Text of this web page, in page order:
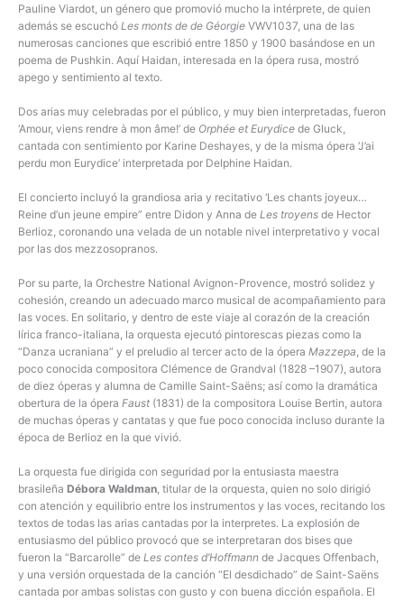
Pauline Viardot, un género que promovió mucho la intérprete, de quien
además se escuchó Les monts de de Géorgie VWV1037, una de las
numerosas canciones que escribió entre 1850 y 1900 basándose en un
poema de Pushkin. Aquí Haidan, interesada en la ópera rusa, mostró
apego y sentimiento al texto.
Dos arias muy celebradas por el público, y muy bien interpretadas, fueron
‘Amour, viens rendre à mon âme!’ de Orphée et Eurydice de Gluck,
cantada con sentimiento por Karine Deshayes, y de la misma ópera ‘J’ai
perdu mon Eurydice’ interpretada por Delphine Haidan.
El concierto incluyó la grandiosa aria y recitativo ‘Les chants joyeux…
Reine d’un jeune empire” entre Didon y Anna de Les troyens de Hector
Berlioz, coronando una velada de un notable nivel interpretativo y vocal
por las dos mezzosopranos.
Por su parte, la Orchestre National Avignon-Provence, mostró solidez y
cohesión, creando un adecuado marco musical de acompañamiento para
las voces. En solitario, y dentro de este viaje al corazón de la creación
lírica franco-italiana, la orquesta ejecutó pintorescas piezas como la
“Danza ucraniana” y el preludio al tercer acto de la ópera Mazzepa, de la
poco conocida compositora Clémence de Grandval (1828 –1907), autora
de diez óperas y alumna de Camille Saint-Saëns; así como la dramática
obertura de la ópera Faust (1831) de la compositora Louise Bertin, autora
de muchas óperas y cantatas y que fue poco conocida incluso durante la
época de Berlioz en la que vivió.
La orquesta fue dirigida con seguridad por la entusiasta maestra
brasileña Débora Waldman, titular de la orquesta, quien no solo dirigió
con atención y equilibrio entre los instrumentos y las voces, recitando los
textos de todas las arias cantadas por la interpretes. La explosión de
entusiasmo del público provocó que se interpretaran dos bises que
fueron la “Barcarolle” de Les contes d’Hoffmann de Jacques Offenbach,
y una versión orquestada de la canción “El desdichado” de Saint-Saëns
cantada por ambas solistas con gusto y con buena dicción española. El